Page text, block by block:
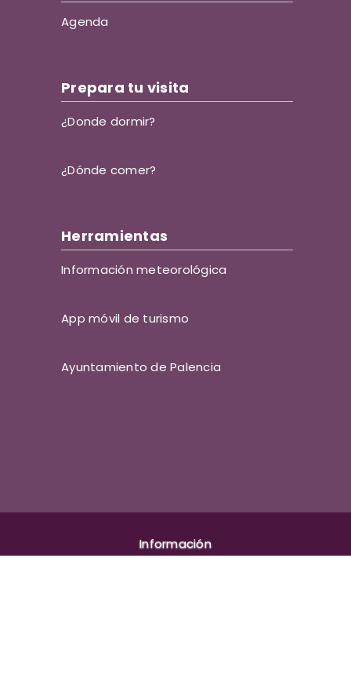
Agenda
Prepara tu visita
¿Donde dormir?
¿Dónde comer?
Herramientas
Información meteorológica
App móvil de turismo
Ayuntamiento de Palencia
Información